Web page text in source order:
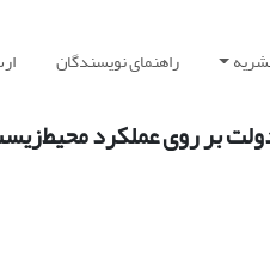
راهنمای نویسندگان
بر روی عملکرد